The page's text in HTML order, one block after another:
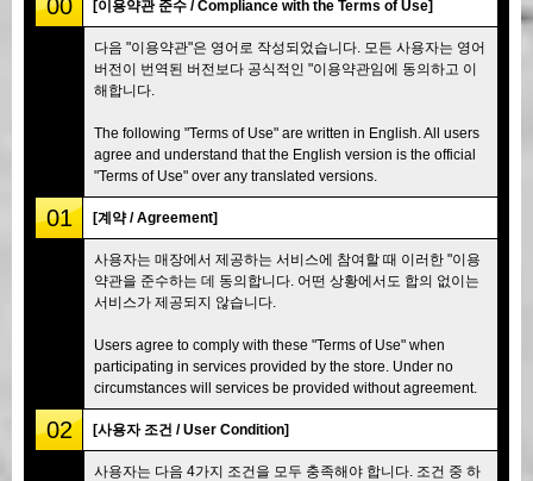
도쿄 시나가와 #1 도쿄 아키하바라#1
도쿄 아키하바라#2 도쿄 시부야
도쿄 아사쿠사 오사카
00 [이용약관 준수 / Compliance with the Terms of Use]
다음 "이용약관"은 영어로 작성되었습니다. 모든 사용자는 영어
버전이 번역된 버전보다 공식적인 "이용약관임에 동의하고 이
해합니다.
The following "Terms of Use" are written in English. All users
agree and understand that the English version is the official
"Terms of Use" over any translated versions.
01 [계약 / Agreement]
사용자는 매장에서 제공하는 서비스에 참여할 때 이러한 "이용
약관을 준수하는 데 동의합니다. 어떤 상황에서도 합의 없이는
서비스가 제공되지 않습니다.
Users agree to comply with these "Terms of Use" when
participating in services provided by the store. Under no
circumstances will services be provided without agreement.
02 [사용자 조건 / User Condition]
사용자는 다음 4가지 조건을 모두 충족해야 합니다. 조건 중 하